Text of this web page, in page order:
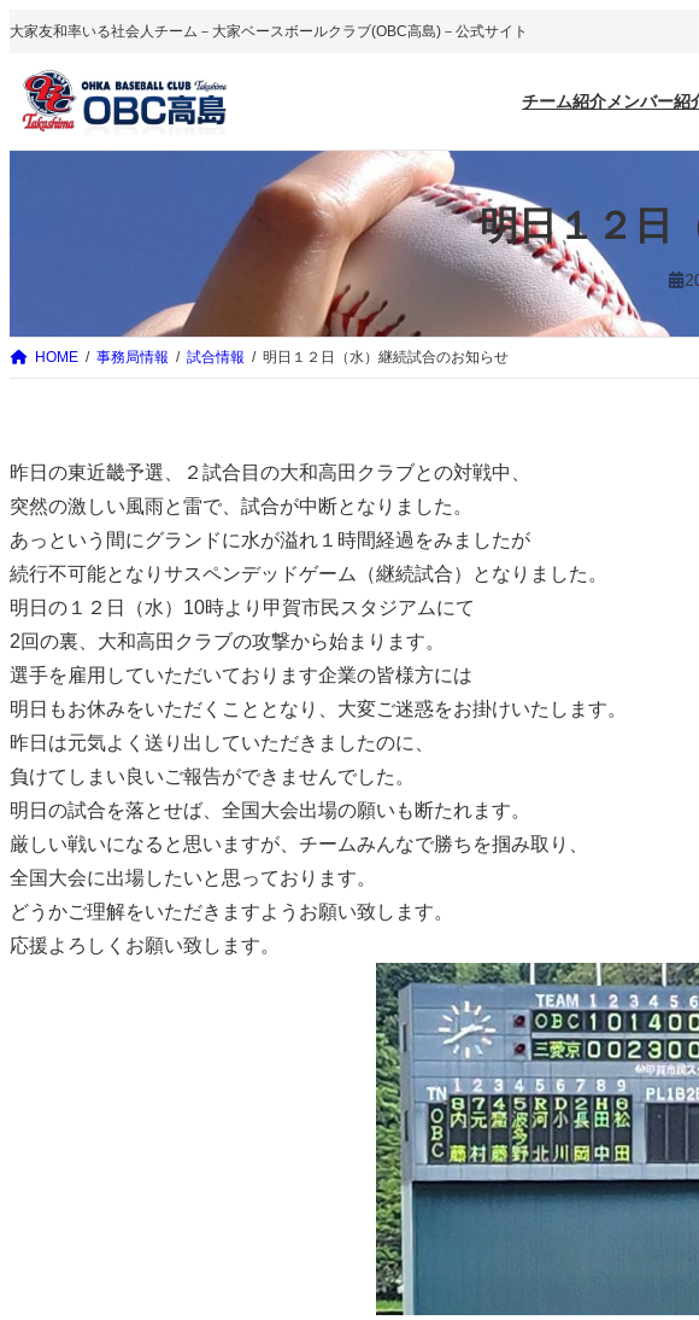
内
を
ス
大家友和率いる社会人チーム－大家ベースボールクラブ(OBC高島)－公式サイト
チーム紹介メンバー紹
明日１２日
HOME 事務局情報 試合情報 明日１２日（水）継続試合のお知らせ
昨日の東近畿予選、２試合目の大和高田クラブとの対戦中、
突然の激しい風雨と雷で、試合が中断となりました。
あっという間にグランドに水が溢れ１時間経過をみましたが
続行不可能となりサスペンデッドゲーム（継続試合）となりました。
明日の１２日（水）10時より甲賀市民スタジアムにて
2回の裏、大和高田クラブの攻撃から始まります。
選手を雇用していただいております企業の皆様方には
明日もお休みをいただくこととなり、大変ご迷惑をお掛けいたします。
昨日は元気よく送り出していただきましたのに、
負けてしまい良いご報告ができませんでした。
明日の試合を落とせば、全国大会出場の願いも断たれます。
厳しい戦いになると思いますが、チームみんなで勝ちを掴み取り、
全国大会に出場したいと思っております。
どうかご理解をいただきますようお願い致します。
応援よろしくお願い致します。